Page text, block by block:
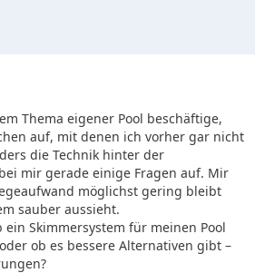
Thema eigener Pool beschäftige,
auf, mit denen ich vorher gar nicht
die Technik hinter der
mir gerade einige Fragen auf. Mir
möglichst gering bleibt
sauber aussieht.
Skimmersystem für meinen Pool
ob es bessere Alternativen gibt –